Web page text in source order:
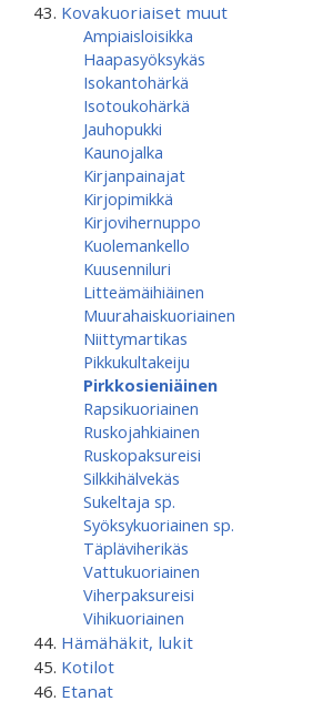
Kovakuoriaiset muut
Ampiaisloisikka
Haapasyöksykäs
Isokantohärkä
Isotoukohärkä
Jauhopukki
Kaunojalka
Kirjanpainajat
Kirjopimikkä
Kirjovihernuppo
Kuolemankello
Kuusenniluri
Litteämäihiäinen
Muurahaiskuoriainen
Niittymartikas
Pikkukultakeiju
Pirkkosieniäinen
Rapsikuoriainen
Ruskojahkiainen
Ruskopaksureisi
Silkkihälvekäs
Sukeltaja sp.
Syöksykuoriainen sp.
Täpläviherikäs
Vattukuoriainen
Viherpaksureisi
Vihikuoriainen
Hämähäkit, lukit
Kotilot
Etanat